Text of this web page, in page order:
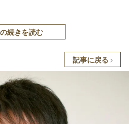
続きを読む
記事に戻る